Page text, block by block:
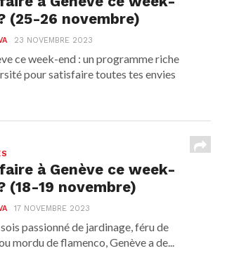
(25-26 novembre)
23 NOVEMBRE 2023
ce week-end : un programme riche
pour satisfaire toutes tes envies
à Genève ce week-
(18-19 novembre)
17 NOVEMBRE 2023
passionné de jardinage, féru de
mordu de flamenco, Genève a de...